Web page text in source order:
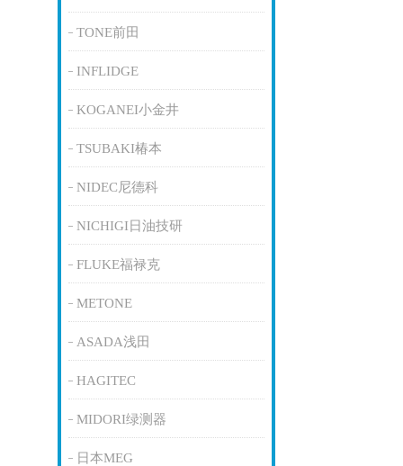
TONE前田
INFLIDGE
KOGANEI小金井
TSUBAKI椿本
NIDEC尼德科
NICHIGI日油技研
FLUKE福禄克
METONE
ASADA浅田
HAGITEC
MIDORI绿测器
日本MEG